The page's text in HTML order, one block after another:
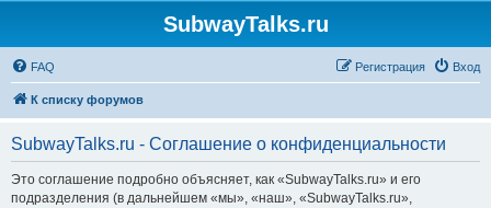
SubwayTalks.ru
FAQ Вход
Регистрация
К списку форумов
SubwayTalks.ru - Соглашение о конфиденциальности
Это соглашение подробно объясняет, как «SubwayTalks.ru» и его
подразделения (в дальнейшем «мы», «наш», «SubwayTalks.ru»,